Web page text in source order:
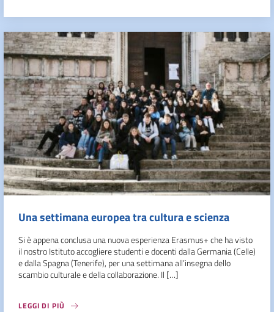
Una settimana europea tra cultura e scienza
Si è appena conclusa una nuova esperienza Erasmus+ che ha visto
il nostro Istituto accogliere studenti e docenti dalla Germania (Celle)
e dalla Spagna (Tenerife), per una settimana all’insegna dello
scambio culturale e della collaborazione. Il […]
LEGGI DI PIÙ